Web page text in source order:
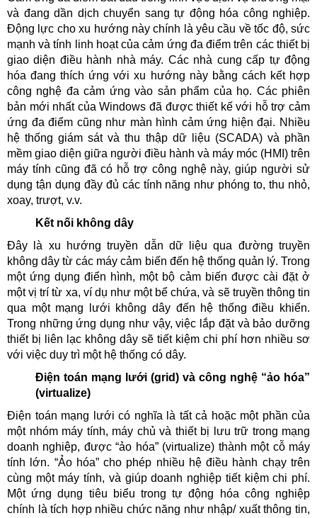
và đang dần dịch chuyển sang tự động hóa công nghiệp.
Động lực cho xu hướng này chính là yêu cầu về tốc độ, sức
mạnh và tính linh hoạt của cảm ứng đa điểm trên các thiết bị
giao diện điều hành nhà máy. Các nhà cung cấp tự động
hóa đang thích ứng với xu hướng này bằng cách kết hợp
công nghệ đa cảm ứng vào sản phẩm của họ. Các phiên
bản mới nhất của Windows đã được thiết kế với hỗ trợ cảm
ứng đa điểm cũng như màn hình cảm ứng hiện đại. Nhiều
hệ thống giám sát và thu thập dữ liệu (SCADA) và phần
mềm giao diện giữa người điều hành và máy móc (HMI) trên
máy tính cũng đã có hỗ trợ công nghệ này, giúp người sử
dụng tận dụng đầy đủ các tính năng như phóng to, thu nhỏ,
xoay, trượt, v.v.
Kết nối không dây
Đây là xu hướng truyền dẫn dữ liệu qua đường truyền
không dây từ các máy cảm biến đến hệ thống quản lý. Trong
một ứng dụng điển hình, một bộ cảm biến được cài đặt ở
một vị trí từ xa, ví dụ như một bể chứa, và sẽ truyền thông tin
qua một mạng lưới không dây đến hệ thống điều khiển.
Trong những ứng dụng như vậy, việc lắp đặt và bảo dưỡng
thiết bị liên lạc không dây sẽ tiết kiệm chi phí hơn nhiều sơ
với việc duy trì một hệ thống có dây.
Điện toán mạng lưới (grid) và công nghệ “ảo hóa”
(virtualize)
Điện toán mạng lưới có nghĩa là tất cả hoặc một phần của
một nhóm máy tính, máy chủ và thiết bị lưu trữ trong mạng
doanh nghiệp, được “ảo hóa” (virtualize) thành một cỗ máy
tính lớn. “Ảo hóa” cho phép nhiều hệ điều hành chạy trên
cùng một máy tính, và giúp doanh nghiệp tiết kiệm chi phí.
Một ứng dụng tiêu biểu trong tự động hóa công nghiệp
chính là tích hợp nhiều chức năng như nhập/ xuất thông tin,